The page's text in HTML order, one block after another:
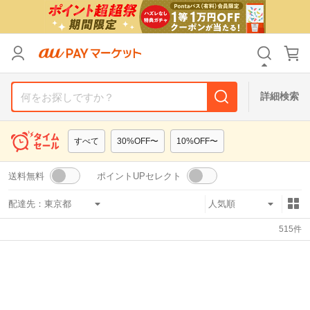
詳細検索
すべて 30%OFF〜 10%OFF〜
送料無料 ポイントUPセレクト
配達先：
515件
カテゴリ すべて
すべて
支払い方法 すべて
その他の条件
送料無料 タイムセール
Pontaパス特典対象すべて ポイントUPセレクトのみ
リセット
カテゴリ すべて
すべて
支払い方法 すべて
その他の条件
送料無料 タイムセール
Pontaパス特典対象すべて ポイントUPセレクトのみ